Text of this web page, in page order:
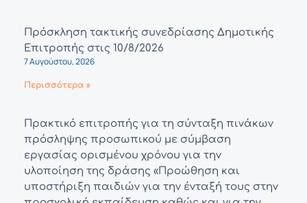
Πρόσκληση τακτικής συνεδρίασης Δημοτικής
Επιτροπής στις 10/8/2026
7 Αυγούστου, 2026
Περισσότερα »
Πρακτικό επιτροπής για τη σύνταξη πινάκων
πρόσληψης προσωπικού με σύμβαση
εργασίας ορισμένου χρόνου για την
υλοποίηση της δράσης «Προώθηση και
υποστήριξη παιδιών για την ένταξή τους στην